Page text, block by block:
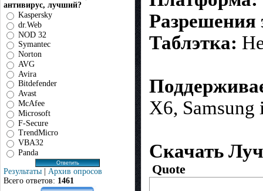
антивирус, лучший?
Kaspersky
dr.Web
NOD 32
Symantec
Norton
AVG
Avira
Bitdefender
Avast
McAfee
Microsoft
F-Secure
TrendMicro
VBA32
Panda
Результаты | Архив опросов
Всего ответов: 1461
Разрешения
Таблэтка:
X6, Samsung
Скачать
Quote